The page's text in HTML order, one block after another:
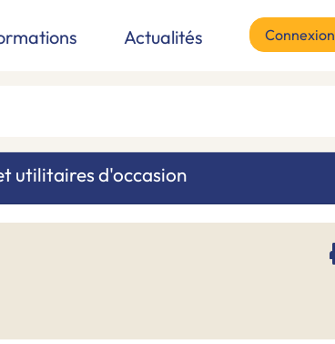
Actualités Connexion
utilitaires d'occasion